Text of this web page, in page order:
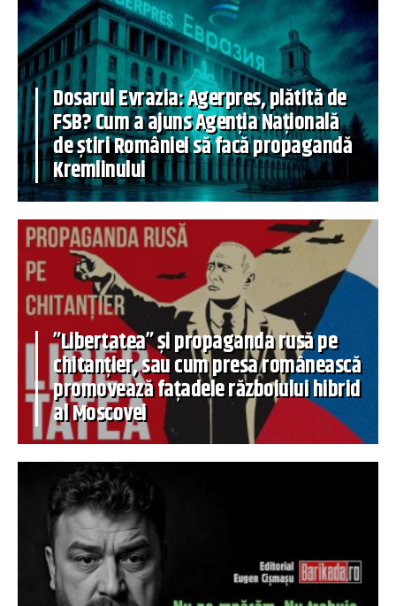
Dosarul Evrazia: Agerpres, plătită de
FSB? Cum a ajuns Agenția Națională
de știri României să facă propagandă
Kremlinului
”Libertatea” și propaganda rusă pe
chitanțier, sau cum presa românească
promovează fațadele războiului hibrid
al Moscovei